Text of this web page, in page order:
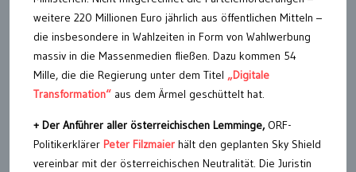
weitere 220 Millionen Euro jährlich aus öffentlichen Mitteln –
die insbesondere in Wahlzeiten in Form von Wahlwerbung
massiv in die Massenmedien fließen. Dazu kommen 54
Mille, die die Regierung unter dem Titel „Digitale
Transformation“ aus dem Ärmel geschüttelt hat.
+ Der Anführer aller österreichischen Lemminge,ORF-
Politikerklärer Peter Filzmaier hält den geplanten Sky Shield
vereinbar mit der österreichischen Neutralität. Die Juristin